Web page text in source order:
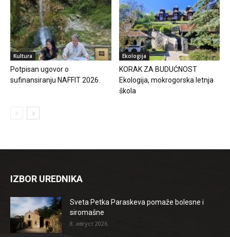
Kultura
Potpisan ugovor o
sufinansiranju NAFFIT 2026.
Ekologija
KORAK ZA BUDUĆNOST
Ekologija, mokrogorska letnja
škola
IZBOR UREDNIKA
Sveta Petka Paraskeva pomaže bolesne i
siromašne
8. август 2026.